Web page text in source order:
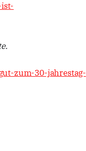
zum-30-jahrestag-